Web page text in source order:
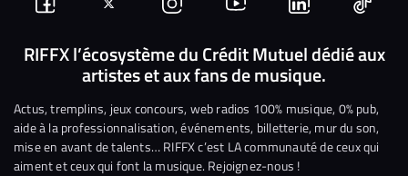
Suivez-
nous
Facebook
Suivez-
nous
sur
Twitter
Nous
rejoindre
sur
Instagram
Nous
rejoindre
sur
YouTube
Nous
rejoindre
sur
Linkedin
Nous
RIFFX l’écosystème du Crédit Mutuel dédié aux
artistes et aux fans de musique.
Actus, tremplins, jeux concours, web radios 100% musique, 0% pub,
aide à la professionnalisation, événements, billetterie, mur du son,
mise en avant de talents… RIFFX c’est LA communauté de ceux qui
aiment et ceux qui font la musique. Rejoignez-nous !